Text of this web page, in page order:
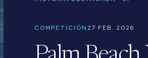
COMPETICIÓN27 FEB. 2026